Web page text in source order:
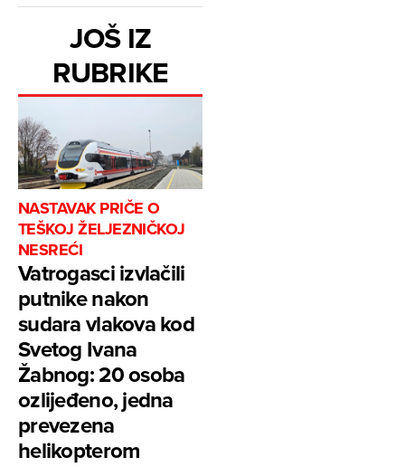
JOŠ IZ
RUBRIKE
NASTAVAK PRIČE O
TEŠKOJ ŽELJEZNIČKOJ
NESREĆI
Vatrogasci izvlačili
putnike nakon
sudara vlakova kod
Svetog Ivana
Žabnog: 20 osoba
ozlijeđeno, jedna
prevezena
helikopterom